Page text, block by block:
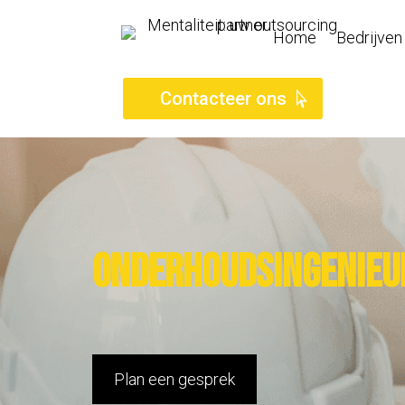
Home Bedrijven
Contacteer ons
Plan een gesprek